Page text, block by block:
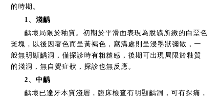
的時期。
1、淺齲
齲壞局限於釉質。初期於平滑面表現為脫礦所緻的白堊色
斑塊，以後因著色而呈黃褐色，窩溝處則呈浸墨狀彌散，一
般無明顯齲洞，僅探診時有粗糙感，後期可出現局限於釉質
的淺洞，無自覺症狀，探診也無反應。
2、中齲
齲壞已達牙本質淺層，臨床檢查有明顯齲洞，可有探痛，